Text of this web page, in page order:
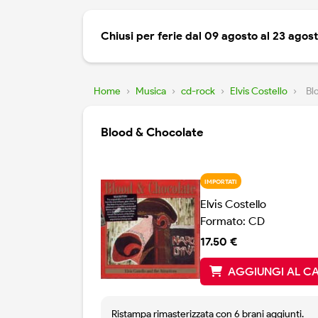
Chiusi per ferie dal 09 agosto al 23
Home › Musica › cd-rock › Elvis Costello ›
Blood & Chocolate
IMPORTATI
Elvis Costello
Formato: CD
17.50 €
AGGIUNGI AL
Ristampa rimasterizzata con 6 brani aggiunti.